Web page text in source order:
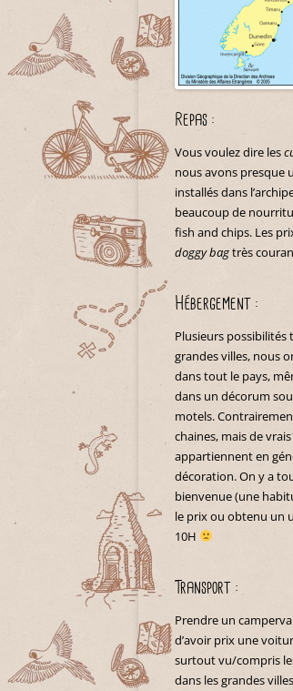
Repas :
Vous voulez dire les
nous avons presque
installés dans
beaucoup de
fish and chips. Les
doggy bagtrès
Hébergement :
Plusieurs possibilités
grandes villes, nous
dans tout le pays,
dans un décorum
motels.
chaines, mais de
appartiennent en
décoration. On y a
bienvenue (une
le prix ou obtenu un
10H
Transport :
Prendre un
d’avoir prix une
surtout vu/compris
dans les grandes